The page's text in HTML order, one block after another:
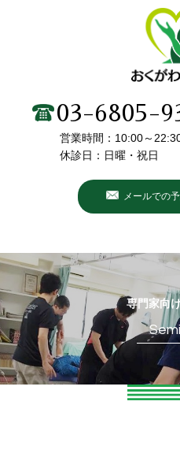
当院の特徴
施術メニュー・料金
院長・スタッフ紹介
初めての方へ
こんなお悩みありませんか？
お客様の声
ブログ
お知らせ
03-6805-
営業時間：10:00～
休診日：日曜・祝日
メールでの
専門家向